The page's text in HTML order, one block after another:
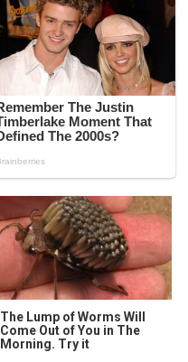
The Lump of Worms Will
Come Out of You in The
Morning. Try it